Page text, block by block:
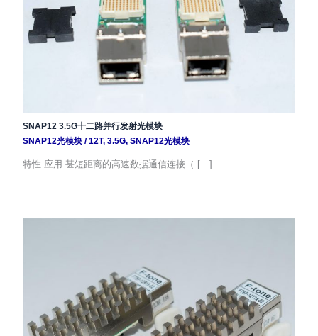
SNAP12 3.5G十二路并行发射光模块
SNAP12光模块/12T, 3.5G, SNAP12光模块
特性 应用 甚短距离的高速数据通信连接（ […]